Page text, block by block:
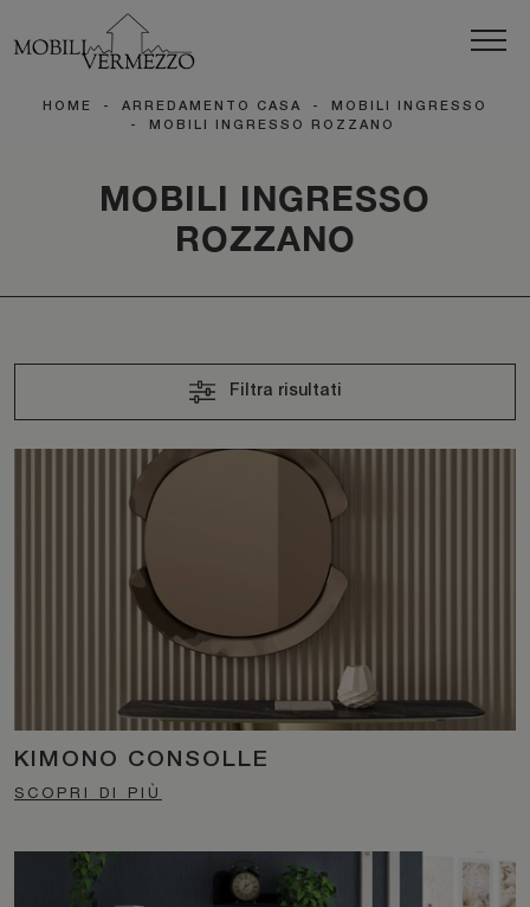
HOME - ARREDAMENTO CASA -
MOBILI INGRESSO
-
MOBILI INGRESSO ROZZANO
MOBILI INGRESSO
ROZZANO
Filtra risultati
KIMONO CONSOLLE
SCOPRI DI PIÙ